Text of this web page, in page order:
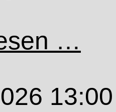
…
Dr.
13:00